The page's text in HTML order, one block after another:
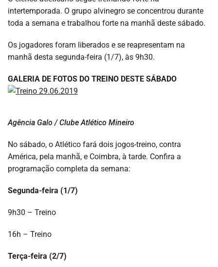
intertemporada. O grupo alvinegro se concentrou durante
toda a semana e trabalhou forte na manhã deste sábado.
Os jogadores foram liberados e se reapresentam na
manhã desta segunda-feira (1/7), às 9h30.
GALERIA DE FOTOS DO TREINO DESTE SÁBADO
Agência Galo / Clube Atlético Mineiro
No sábado, o Atlético fará dois jogos-treino, contra
América, pela manhã, e Coimbra, à tarde. Confira a
programação completa da semana:
Segunda-feira (1/7)
9h30 – Treino
16h – Treino
Terça-feira (2/7)